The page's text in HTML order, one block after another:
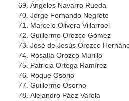
Ángeles Navarro Rueda
Jorge Fernando Negrete
Marcelo Olivera Villarroel
Guillermo Orozco Gómez
José de Jesús Orozco
Rosalía Orozco Murillo
Patricia Ortega Ramírez
Roque Osorio
Guillermo Osorno
Alejandro Páez Varela